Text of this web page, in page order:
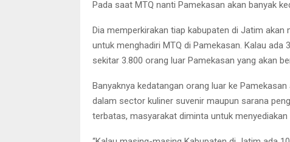
Pada saat MTQ nanti Pamekasan akan banyak
Dia memperkirakan tiap kabupaten di Jatim
untuk menghadiri MTQ di Pamekasan. Kalau
sekitar 3.800 orang luar Pamekasan yang akan
Banyaknya kedatangan orang luar ke
dalam sector kuliner suvenir maupun sarana
terbatas, masyarakat diminta untuk